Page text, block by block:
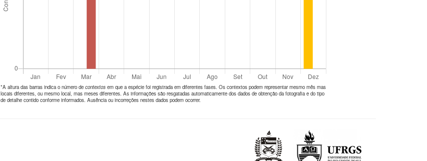
*A altura das barras indica o número de contextos em que a espécie foi registrada em diferentes fases. Os contextos podem representar mesmo mês mas
locais diferentes, ou mesmo local, mas meses diferentes. As informações são resgatadas automaticamente dos dados de obtenção da fotografia e do tipo
de detalhe contido conforme informados. Ausência ou incorreções nestes dados podem ocorrer.